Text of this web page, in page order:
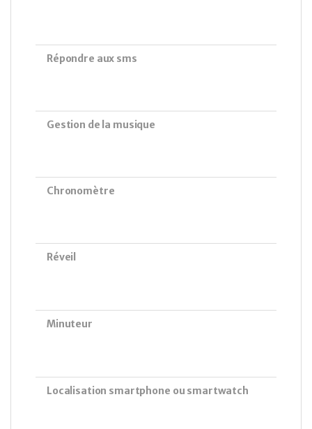
Répondre aux sms
Gestion de la musique
Chronomètre
Réveil
Minuteur
Localisation smartphone ou smartwatch